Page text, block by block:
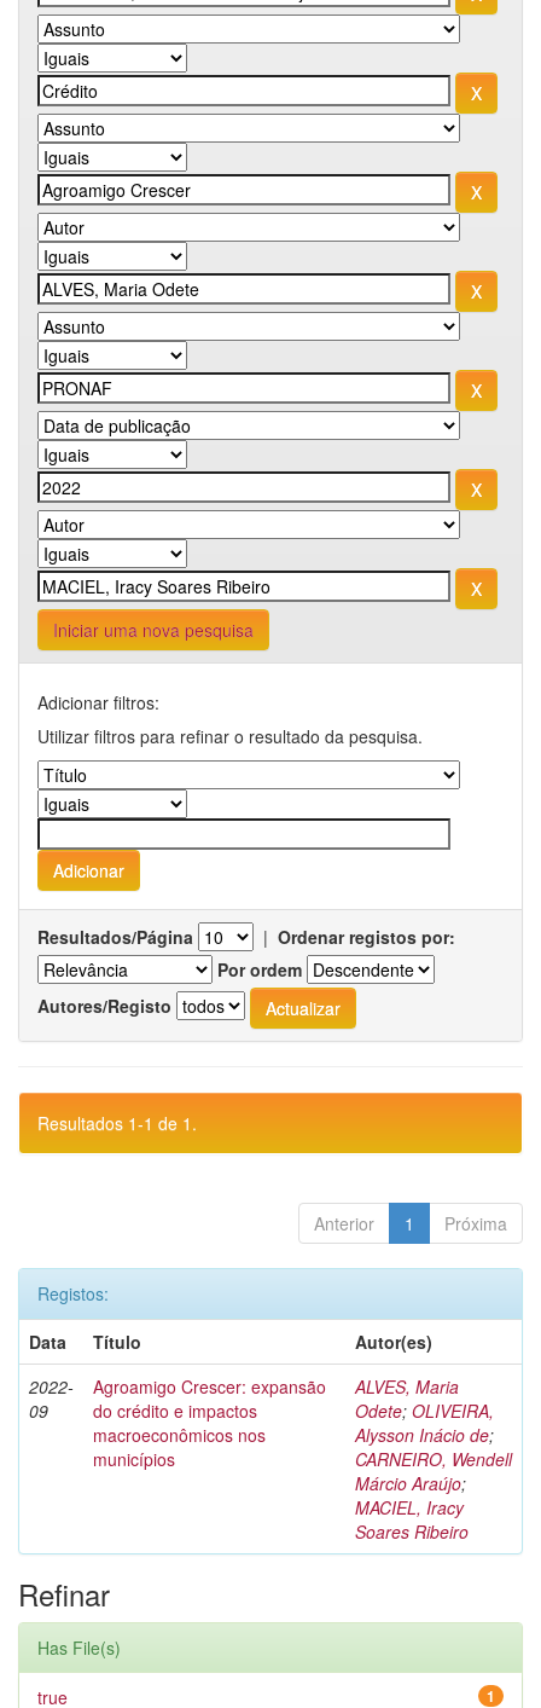
Iniciar uma nova pesquisa
Adicionar filtros:
Utilizar filtros para refinar o resultado da pesquisa.
Resultados/Página | Ordenar registos por:
Por ordem
Autores/Registo
Resultados 1-1 de 1.
Anterior 1 Próxima
Registos:
Data
Título
Autor(es)
2022-
09
Agroamigo Crescer: expansão
do crédito e impactos
macroeconômicos nos
municípios
ALVES, Maria
Odete; OLIVEIRA,
Alysson Inácio de;
CARNEIRO, Wendell
Márcio Araújo;
MACIEL, Iracy
Soares Ribeiro
Refinar
Has File(s)
1
true